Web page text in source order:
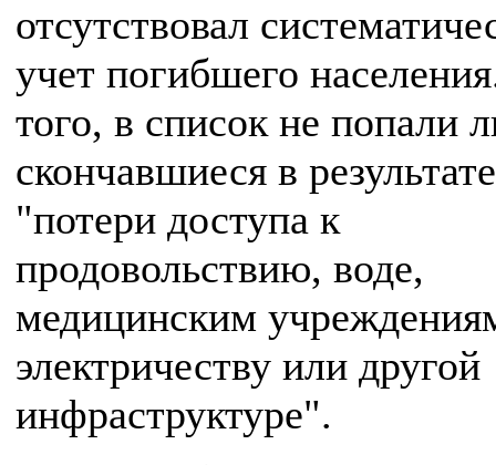
отсутствовал
учет погибшего
того, в список не попали
скончавшиеся в результате
"потери доступа к
продовольствию, воде,
медицинским
электричеству или другой
инфраструктуре".